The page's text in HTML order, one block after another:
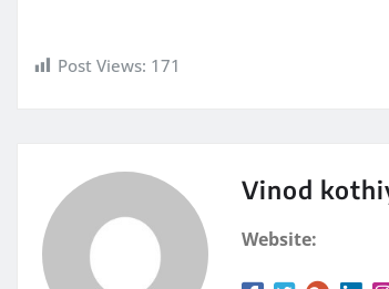
Post Views: 171
Vinod
Website: